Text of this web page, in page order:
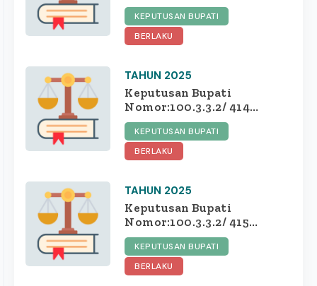
PROVINSI JAWA TIMUR
/415.10.1.3/2025 tentang
PENETAPAN LOKASI
PENGADAAN TANAH
BAGI PEMBANGUNAN
UMUM PEMBANGUNAN
SEKOLAH RAKYAT DI
KABUPATEN JOMBANG
KEPUTUSAN BUPATI
BERLAKU
TAHUN 2025
Keputusan Bupati
Nomor:100.3.3.2/ 414
/415.10.1.3/2025 tentang
DAFTAR PENERIMA
BANTUAN SOSIAL
BERUPA UANG YANG
DINAS SOSIAL
KABUPATEN JOMBANG
TAHUN ANGGARAN 2025
KEPUTUSAN BUPATI
BERLAKU
TAHUN 2025
Keputusan Bupati
Nomor:100.3.3.2/ 415
/415.10.1.3/2025 tentang
NILAI REFORMASI
BIROKRASI PERANGKAT
DAERAH KABUPATEN
KEPUTUSAN BUPATI
BERLAKU